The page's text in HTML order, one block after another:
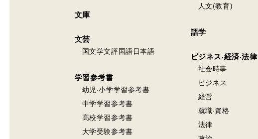
文庫
文芸
国文学文評国語日本語
学習参考書
幼児·小学学習参考書
中学学習参考書
高校学習参考書
大学受験参考書
人文(教育)
語学
ビジネス·経済·法律
社会時事
ビジネス
経営
就職·資格
法律